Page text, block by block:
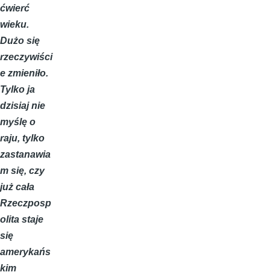
ćwierć
wieku.
Dużo się
rzeczywiści
e zmieniło.
Tylko ja
dzisiaj nie
myślę o
raju, tylko
zastanawia
m się, czy
już cała
Rzeczposp
olita staje
się
amerykańs
kim